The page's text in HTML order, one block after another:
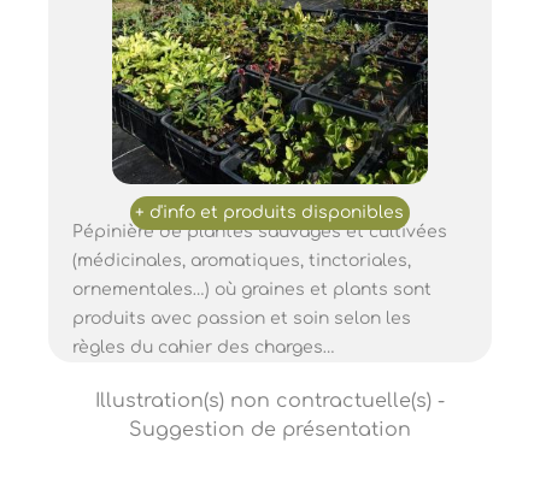
Pépinière de plantes sauvages et cultivées
(médicinales, aromatiques, tinctoriales,
ornementales…) où graines et plants sont
produits avec passion et soin selon les
règles du cahier des charges…